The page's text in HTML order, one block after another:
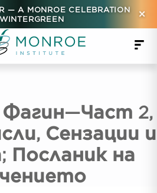
— A MONROE CELEBRATION
×
2,
Сензации и
Посланик на